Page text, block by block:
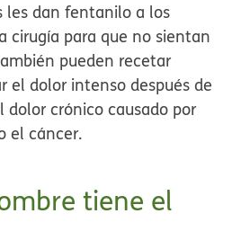
les dan fentanilo a los
cirugía para que no sientan
pueden recetar
el dolor intenso después de
dolor crónico causado por
el cáncer.
tiene el